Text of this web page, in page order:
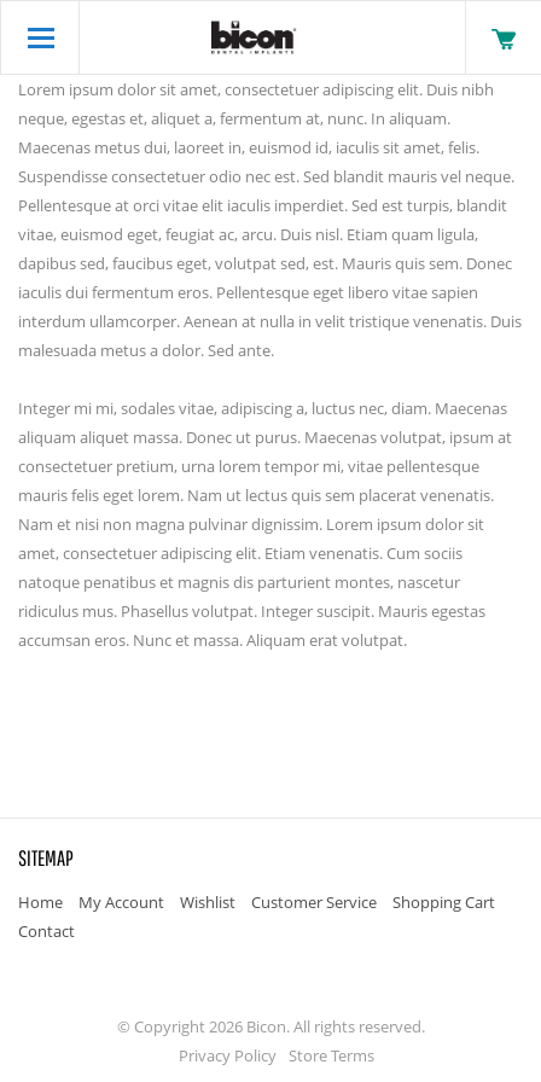
Lorem ipsum dolor sit amet, consectetuer adipiscing elit. Duis nibh
neque, egestas et, aliquet a, fermentum at, nunc. In aliquam.
Maecenas metus dui, laoreet in, euismod id, iaculis sit amet, felis.
Suspendisse consectetuer odio nec est. Sed blandit mauris vel neque.
Pellentesque at orci vitae elit iaculis imperdiet. Sed est turpis, blandit
vitae, euismod eget, feugiat ac, arcu. Duis nisl. Etiam quam ligula,
dapibus sed, faucibus eget, volutpat sed, est. Mauris quis sem. Donec
iaculis dui fermentum eros. Pellentesque eget libero vitae sapien
interdum ullamcorper. Aenean at nulla in velit tristique venenatis. Duis
malesuada metus a dolor. Sed ante.
Integer mi mi, sodales vitae, adipiscing a, luctus nec, diam. Maecenas
aliquam aliquet massa. Donec ut purus. Maecenas volutpat, ipsum at
consectetuer pretium, urna lorem tempor mi, vitae pellentesque
mauris felis eget lorem. Nam ut lectus quis sem placerat venenatis.
Nam et nisi non magna pulvinar dignissim. Lorem ipsum dolor sit
amet, consectetuer adipiscing elit. Etiam venenatis. Cum sociis
natoque penatibus et magnis dis parturient montes, nascetur
ridiculus mus. Phasellus volutpat. Integer suscipit. Mauris egestas
accumsan eros. Nunc et massa. Aliquam erat volutpat.
SITEMAP
Home My Account Wishlist Customer Service
Shopping Cart
Contact
© Copyright 2026 Bicon. All rights reserved.
Privacy Policy
Store Terms